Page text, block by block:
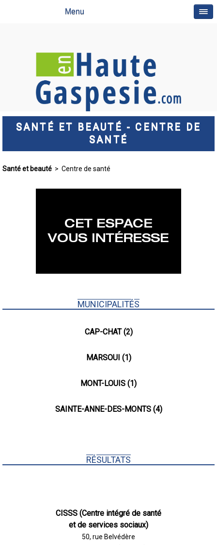
Menu
SANTÉ ET BEAUTÉ - CENTRE DE
SANTÉ
Santé et beauté > Centre de santé
MUNICIPALITÉS
CAP-CHAT (2)
MARSOUI (1)
MONT-LOUIS (1)
SAINTE-ANNE-DES-MONTS (4)
RÉSULTATS
CISSS (Centre intégré de santé
et de services sociaux)
50, rue Belvédère